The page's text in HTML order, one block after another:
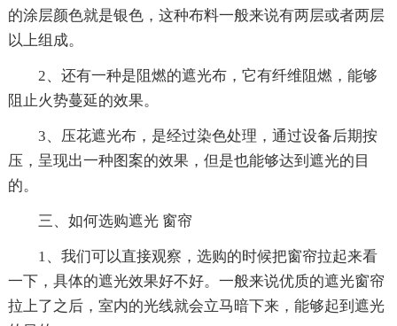
的涂层颜色就是银色，这种布料一般来说有两层或者两层
以上组成。
2、还有一种是阻燃的遮光布，它有纤维阻燃，能够
阻止火势蔓延的效果。
3、压花遮光布，是经过染色处理，通过设备后期按
压，呈现出一种图案的效果，但是也能够达到遮光的目
的。
三、如何选购遮光 窗帘
1、我们可以直接观察，选购的时候把窗帘拉起来看
一下，具体的遮光效果好不好。一般来说优质的遮光窗帘
拉上了之后，室内的光线就会立马暗下来，能够起到遮光